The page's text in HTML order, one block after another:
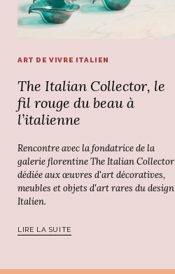
ART DE VIVRE ITALIEN
The Italian Collector, le
fil rouge du beau à
l’italienne
Rencontre avec la fondatrice de la
galerie florentine The Italian Collector
dédiée aux œuvres d'art décoratives,
meubles et objets d'art rares du design
Italien.
LIRE LA SUITE